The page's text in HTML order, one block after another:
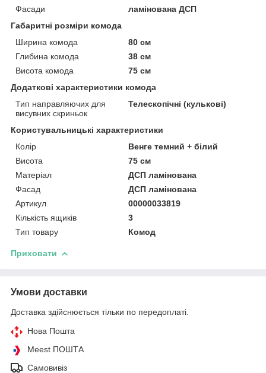
Фасади
ламінована ДСП
Габаритні розміри комода
Ширина комода
80 см
Глибина комода
38 см
Висота комода
75 см
Додаткові характеристики комода
Тип направляючих для
висувних скриньок
Телескопічні (кулькові)
Користувальницькі характеристики
Колір
Венге темний + білий
Висота
75 см
Матеріал
ДСП ламінована
Фасад
ДСП ламінована
Артикул
00000033819
Кількість ящиків
3
Тип товару
Комод
Приховати
Умови доставки
Доставка здійснюється тільки по передоплаті.
Нова Пошта
Meest ПОШТА
Самовивіз